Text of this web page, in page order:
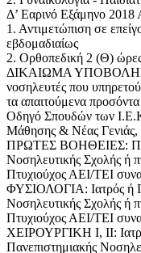
Δ’ Εαρινό Εξάμηνο 2018
1. Αντιμετώπιση σε
εβδομαδιαίως
2. Ορθοπεδική 2 (Θ)
ΔΙΚΑΙΩΜΑ ΥΠΟΒΟΛΗΣ
νοσηλευτές που
τα απαιτούμενα
Οδηγό Σπουδών των
Μάθησης & Νέας
ΠΡΩΤΕΣ ΒΟΗΘΕΙΕΣ:
Νοσηλευτικής Σχολής ή
Πτυχιούχος ΑΕΙ/ΤΕΙ
ΦΥΣΙΟΛΟΓΙΑ: Ιατρός ή
Νοσηλευτικής Σχολής ή
Πτυχιούχος ΑΕΙ/ΤΕΙ
ΧΕΙΡΟΥΡΓΙΚΗ Ι, ΙΙ:
Πανεπιστημιακής